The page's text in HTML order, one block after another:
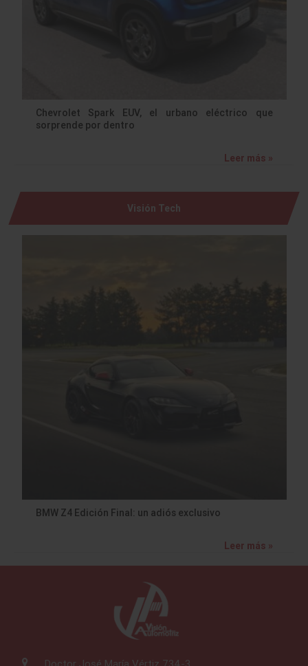
Chevrolet Spark EUV, el urbano eléctrico que
sorprende por dentro
Leer más »
Visión Tech
BMW Z4 Edición Final: un adiós exclusivo
Leer más »